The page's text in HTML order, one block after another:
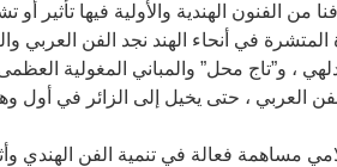
من الفنون الهندية والأولية فيها تأثير
المتشرة في أنحاء الهند نجد الفن
، و”تاج محل” والمباني المغولية
العربي ، حتى يخيل إلى الزائر في أول
مساهمة فعالة في تنمية الفن الهندي